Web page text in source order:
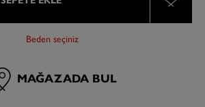
Beden seçiniz
MAĞAZADA BUL